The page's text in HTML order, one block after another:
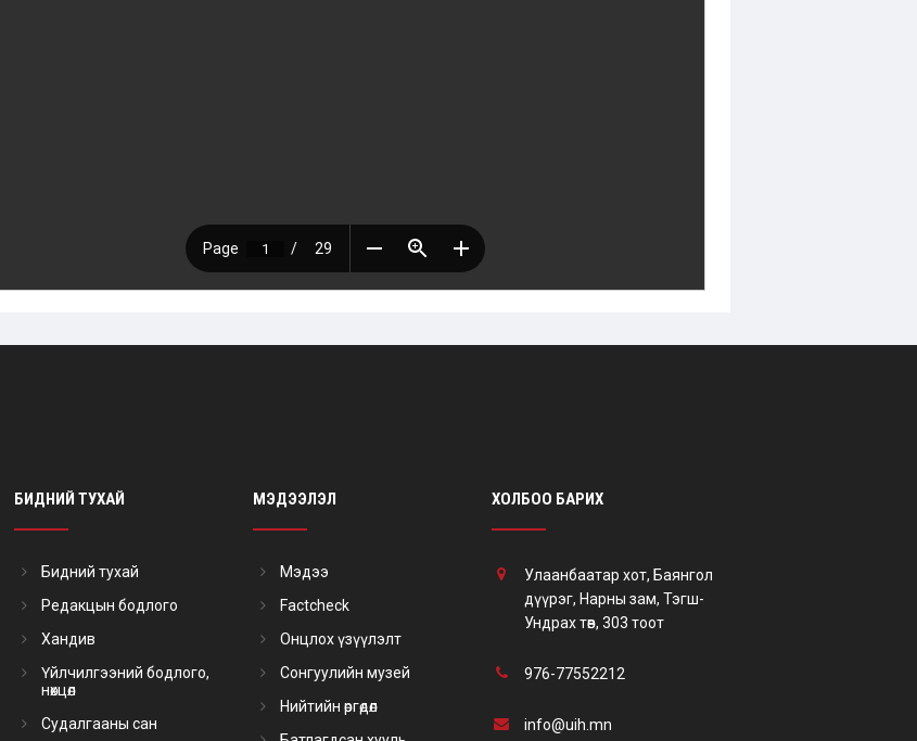
БИДНИЙ ТУХАЙ
Бидний тухай
Редакцын бодлого
Хандив
Үйлчилгээний бодлого,
нөхцөл
Судалгааны сан
МЭДЭЭЛЭЛ
Мэдээ
Factcheck
Онцлох үзүүлэлт
Сонгуулийн музей
Нийтийн өргөдөл
ХОЛБОО БАРИХ
Улаанбаатар хот, Баянгол
дүүрэг, Нарны зам, Тэгш-
Ундрах төв, 303 тоот
976-77552212
info@uih.mn